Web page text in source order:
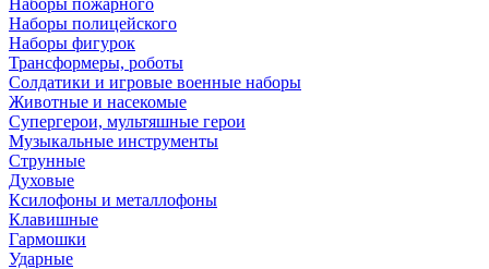
Наборы пожарного
Наборы полицейского
Наборы фигурок
Трансформеры, роботы
Солдатики и игровые военные наборы
Животные и насекомые
Супергерои, мультяшные герои
Музыкальные инструменты
Струнные
Духовые
Ксилофоны и металлофоны
Клавишные
Гармошки
Ударные